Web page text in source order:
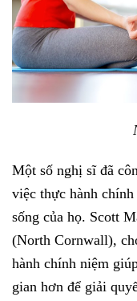
Một số nghị sĩ đã
việc thực hành
sống của họ. Scott
(North Cornwall),
hành chính niệm
gian hơn để giải